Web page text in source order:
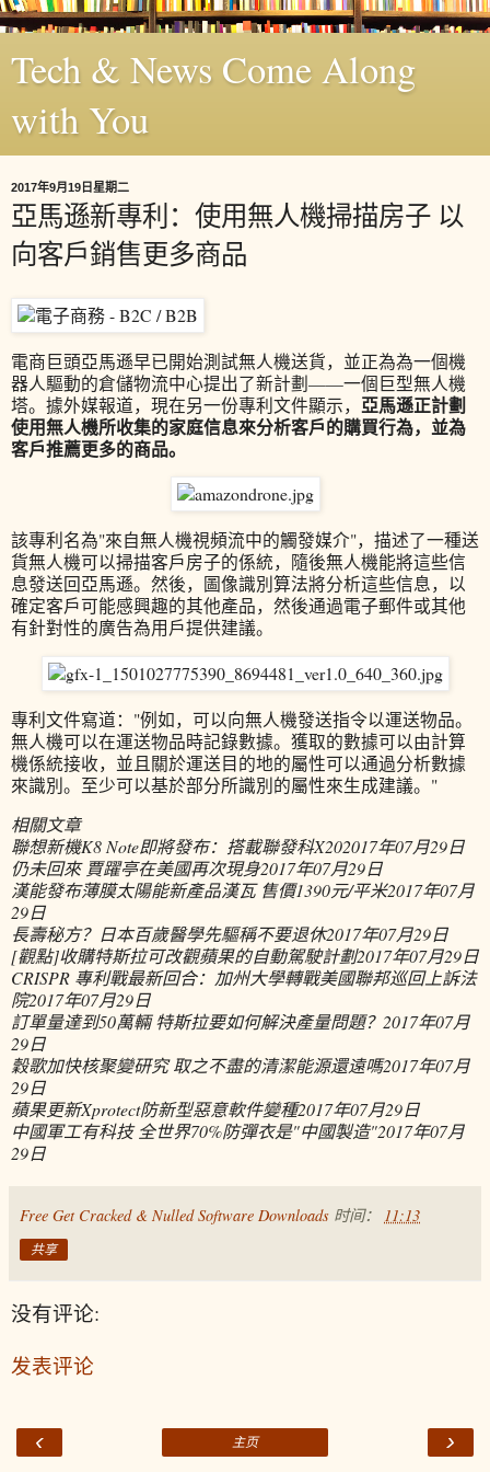
Tech & News Come Along
with You
2017年9月19日星期二
亞馬遜新專利：使用無人機掃描房子 以
向客戶銷售更多商品
電商巨頭亞馬遜早已開始測試無人機送貨，並正為為一個機
器人驅動的倉儲物流中心提出了新計劃——一個巨型無人機
塔。據外媒報道，現在另一份專利文件顯示， 亞馬遜正計劃
使用無人機所收集的家庭信息來分析客戶的購買行為，並為
客戶推薦更多的商品。
該專利名為"來自無人機視頻流中的觸發媒介"，描述了一種送
貨無人機可以掃描客戶房子的係統，隨後無人機能將這些信
息發送回亞馬遜。然後，圖像識別算法將分析這些信息，以
確定客戶可能感興趣的其他產品，然後通過電子郵件或其他
有針對性的廣告為用戶提供建議。
專利文件寫道："例如，可以向無人機發送指令以運送物品。
無人機可以在運送物品時記錄數據。獲取的數據可以由計算
機係統接收，並且關於運送目的地的屬性可以通過分析數據
來識別。至少可以基於部分所識別的屬性來生成建議。"
相關文章
聯想新機K8 Note即將發布：搭載聯發科X202017年07月29日
仍未回來 賈躍亭在美國再次現身2017年07月29日
漢能發布薄膜太陽能新產品漢瓦 售價1390元/平米2017年07月
29日
長壽秘方？日本百歲醫學先驅稱不要退休2017年07月29日
[觀點]收購特斯拉可改觀蘋果的自動駕駛計劃2017年07月29日
CRISPR 專利戰最新回合：加州大學轉戰美國聯邦巡回上訴法
院2017年07月29日
訂單量達到50萬輛 特斯拉要如何解決產量問題？ 2017年07月
29日
穀歌加快核聚變研究 取之不盡的清潔能源還遠嗎2017年07月
29日
蘋果更新Xprotect防新型惡意軟件變種2017年07月29日
中國軍工有科技 全世界70%防彈衣是"中國製造"2017年07月
29日
Free Get Cracked & Nulled Software Downloads 时间： 11:13
共享
没有评论:
发表评论
‹ ›
主页